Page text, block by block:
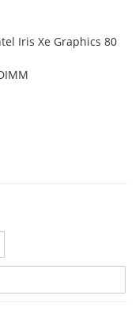
Iris Xe Graphics 80